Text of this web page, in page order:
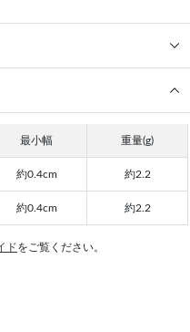
最小幅 重量(g)
約0.4cm 約2.2
約0.4cm 約2.2
ドをご覧ください。